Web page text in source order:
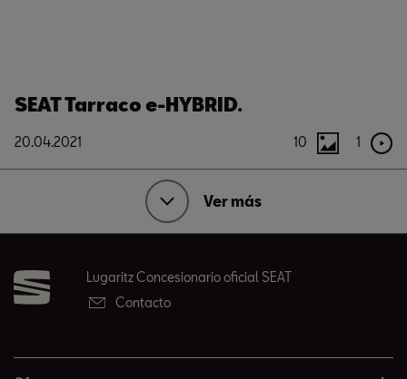
SEAT Tarraco e-HYBRID.
20.04.2021 10 1
Ver más
Lugaritz Concesionario oficial SEAT
Contacto